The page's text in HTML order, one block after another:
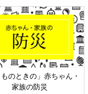
ものときの」赤ちゃん・
家族の防災